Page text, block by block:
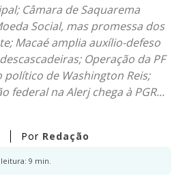
Câmara de Saquarema
Social, mas promessa dos
Macaé amplia auxílio-defeso
Operação da PF
de Washington Reis;
federal na Alerj chega à PGR...
Por Redação
9 min.